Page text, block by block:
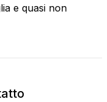
e quasi non